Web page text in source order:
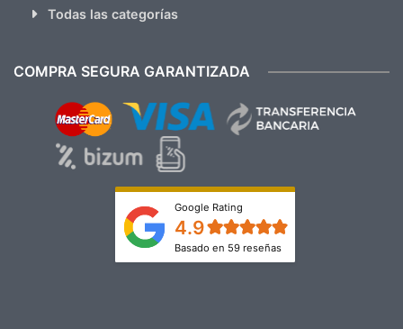
Todas las categorías
COMPRA SEGURA GARANTIZADA
Google Rating
4.9
Basado en 59 reseñas